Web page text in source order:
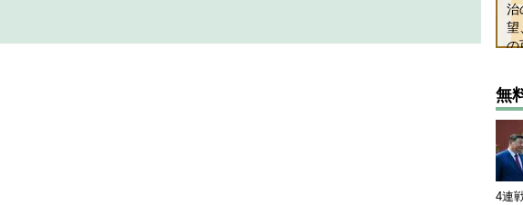
治
望
の
無
4連